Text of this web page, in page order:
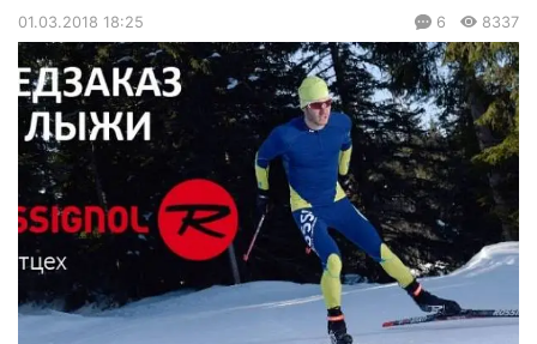
01.03.2018 18:25 6 8337